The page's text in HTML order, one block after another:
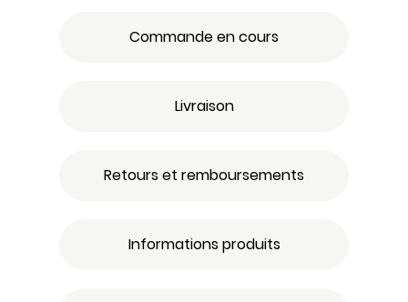
Commande en cours
Livraison
Retours et remboursements
Informations produits